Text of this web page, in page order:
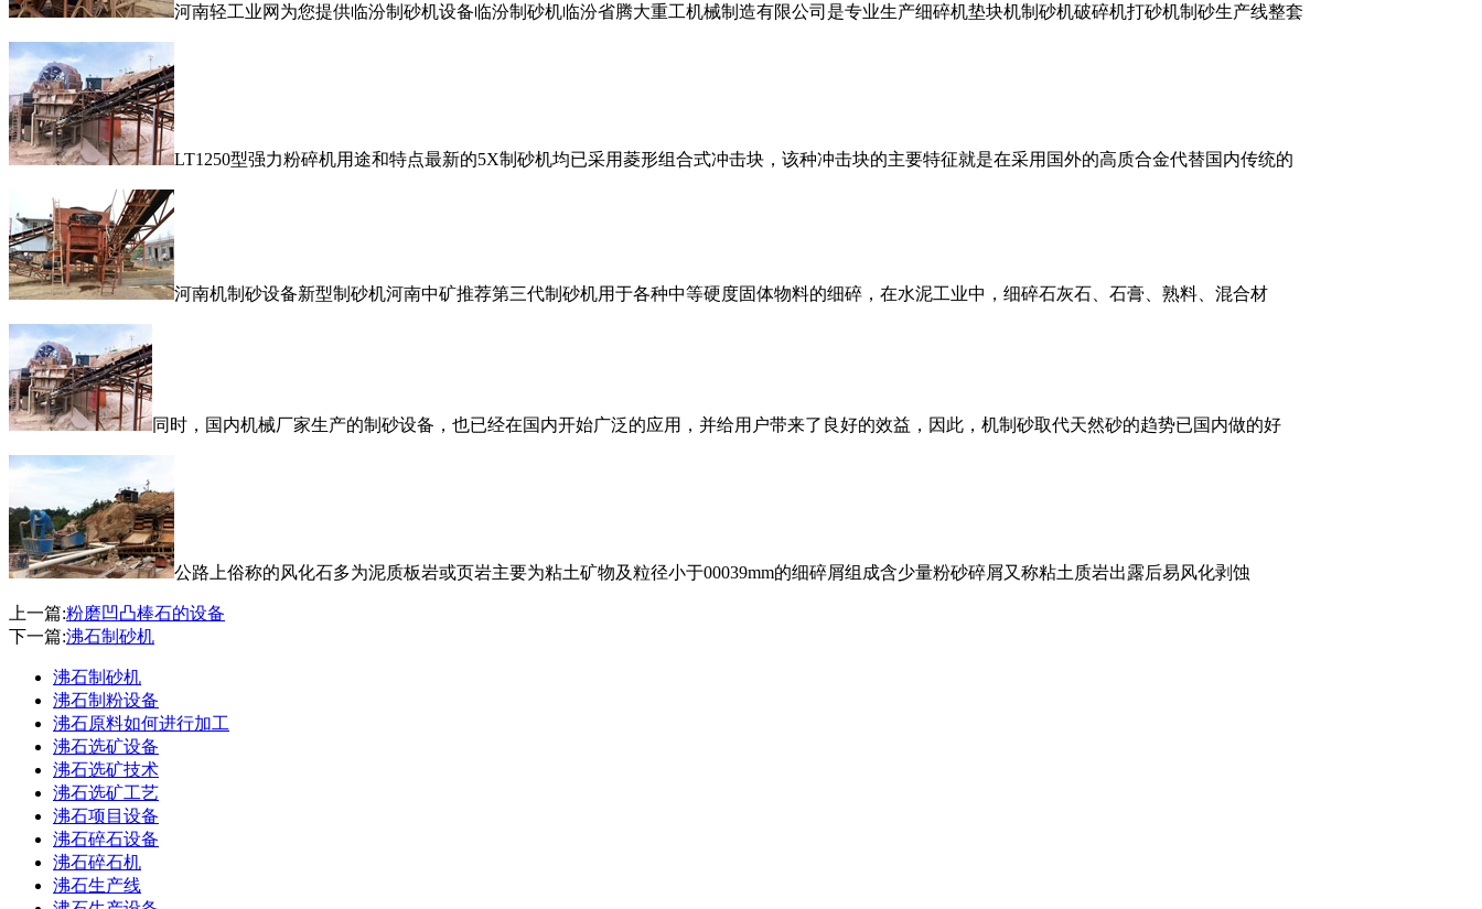
河南轻工业网为您提供临汾制砂机设备临汾制砂机临汾省腾大重工机械制造有限公司是专业生产细碎机垫块机制砂机破碎机打砂机制砂生产线整套
LT1250型强力粉碎机用途和特点最新的5X制砂机均已采用菱形组合式冲击块，该种冲击块的主要特征就是在采用国外的高质合金代替国内传统的
河南机制砂设备新型制砂机河南中矿推荐第三代制砂机用于各种中等硬度固体物料的细碎，在水泥工业中，细碎石灰石、石膏、熟料、混合材
同时，国内机械厂家生产的制砂设备，也已经在国内开始广泛的应用，并给用户带来了良好的效益，因此，机制砂取代天然砂的趋势已国内做的好
公路上俗称的风化石多为泥质板岩或页岩主要为粘土矿物及粒径小于00039mm的细碎屑组成含少量粉砂碎屑又称粘土质岩出露后易风化剥蚀
上一篇:粉磨凹凸棒石的设备
下一篇:沸石制砂机
沸石制砂机
沸石制粉设备
沸石原料如何进行加工
沸石选矿设备
沸石选矿技术
沸石选矿工艺
沸石项目设备
沸石碎石设备
沸石碎石机
沸石生产线